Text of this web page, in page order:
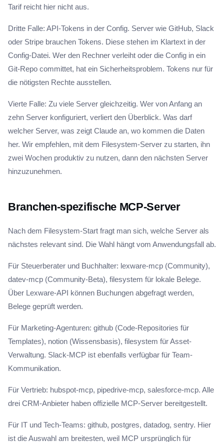
Tarif reicht hier nicht aus.
Dritte Falle: API-Tokens in der Config. Server wie GitHub, Slack
oder Stripe brauchen Tokens. Diese stehen im Klartext in der
Config-Datei. Wer den Rechner verleiht oder die Config in ein
Git-Repo committet, hat ein Sicherheitsproblem. Tokens nur für
die nötigsten Rechte ausstellen.
Vierte Falle: Zu viele Server gleichzeitig. Wer von Anfang an
zehn Server konfiguriert, verliert den Überblick. Was darf
welcher Server, was zeigt Claude an, wo kommen die Daten
her. Wir empfehlen, mit dem Filesystem-Server zu starten, ihn
zwei Wochen produktiv zu nutzen, dann den nächsten Server
hinzuzunehmen.
Branchen-spezifische MCP-Server
Nach dem Filesystem-Start fragt man sich, welche Server als
nächstes relevant sind. Die Wahl hängt vom Anwendungsfall ab.
Für Steuerberater und Buchhalter: lexware-mcp (Community),
datev-mcp (Community-Beta), filesystem für lokale Belege.
Über Lexware-API können Buchungen abgefragt werden,
Belege geprüft werden.
Für Marketing-Agenturen: github (Code-Repositories für
Templates), notion (Wissensbasis), filesystem für Asset-
Verwaltung. Slack-MCP ist ebenfalls verfügbar für Team-
Kommunikation.
Für Vertrieb: hubspot-mcp, pipedrive-mcp, salesforce-mcp. Alle
drei CRM-Anbieter haben offizielle MCP-Server bereitgestellt.
Für IT und Tech-Teams: github, postgres, datadog, sentry. Hier
ist die Auswahl am breitesten, weil MCP ursprünglich für